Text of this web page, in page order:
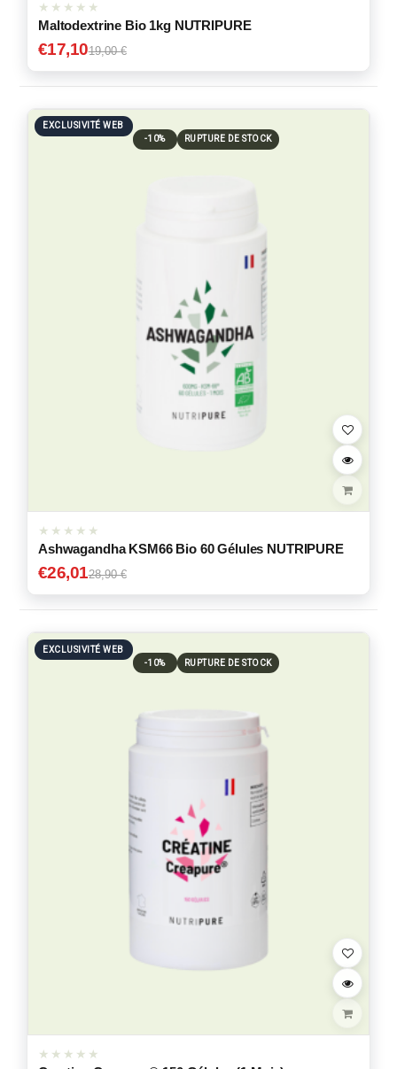
Maltodextrine Bio 1kg NUTRIPURE
€17,1019,00 €
EXCLUSIVITÉ WEB
-10%
RUPTURE DE STOCK
Ashwagandha KSM66 Bio 60 Gélules NUTRIPURE
€26,0128,90 €
EXCLUSIVITÉ WEB
-10%
RUPTURE DE STOCK